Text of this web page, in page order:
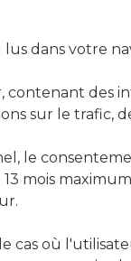
dans votre
contenant des
sur le trafic,
le
mois
cas où